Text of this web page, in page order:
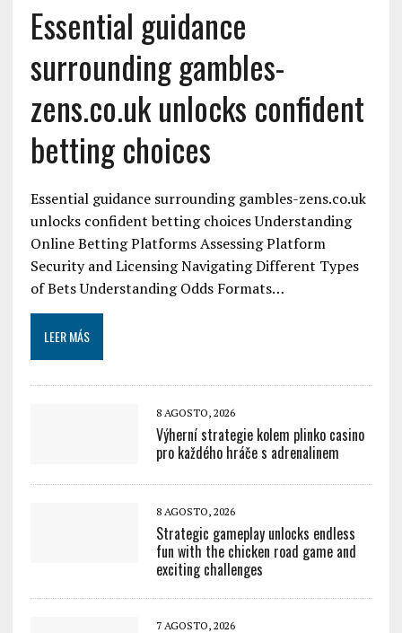
Essential guidance
surrounding gambles-
zens.co.uk unlocks confident
betting choices
Essential guidance surrounding gambles-zens.co.uk
unlocks confident betting choices Understanding
Online Betting Platforms Assessing Platform
Security and Licensing Navigating Different Types
of Bets Understanding Odds Formats…
LEER MÁS
8 AGOSTO, 2026
Výherní strategie kolem plinko casino
pro každého hráče s adrenalinem
8 AGOSTO, 2026
Strategic gameplay unlocks endless
fun with the chicken road game and
exciting challenges
7 AGOSTO, 2026